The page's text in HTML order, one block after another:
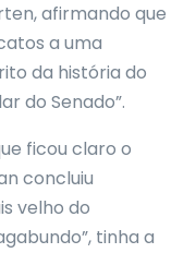
afirmando que
a uma
da história do
do Senado”.
ficou claro o
concluiu
velho do
tinha a